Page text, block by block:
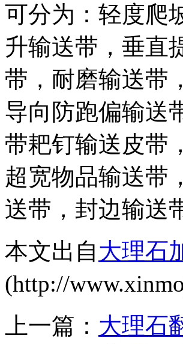
可分为：轻度爬
升输送带，垂直
带，耐磨输送带
导向防跑偏输送
带耙钉输送皮带
超宽物品输送带
送带，封边输送
本文出自大理石
(http://
上一篇： 大理石